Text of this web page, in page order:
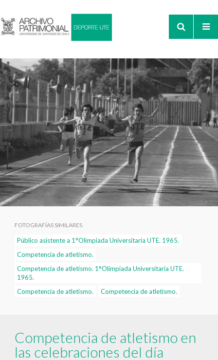
FOTOGRAFÍAS SIMILARES
Público asistente a 1°Olimpiada Universitaria UTE. 1965.
Competencia de atletismo.
Competencia de atletismo. 1°Olimpiada Universitaria UTE.
1965.
Competencia de atletismo.
Competencia de atletismo.
Competencia de atletismo en
las celebraciones del día